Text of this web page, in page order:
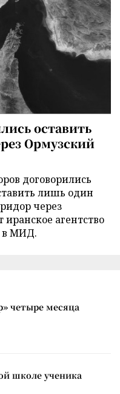
оставить
Ормузский
договорились
лишь один
через
агентство
в МИД.
четыре месяца
школе ученика